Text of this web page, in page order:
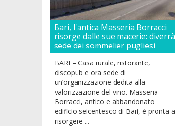
Bari, l'antica Masseria Borracci
risorge dalle sue macerie: diverrà
sede dei sommelier pugliesi
BARI – Casa rurale, ristorante,
discopub e ora sede di
un’organizzazione dedita alla
valorizzazione del vino. Masseria
Borracci, antico e abbandonato
edificio seicentesco di Bari, è pronta a
risorgere ...